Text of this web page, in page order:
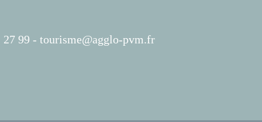
27 99 - tourisme@agglo-pvm.fr